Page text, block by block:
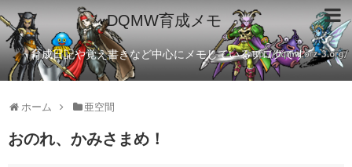
DQMW育成メモ
育成日記や覚え書きなど中心にメモしているブログです
ホーム 亜空間
おのれ、かみさまめ！